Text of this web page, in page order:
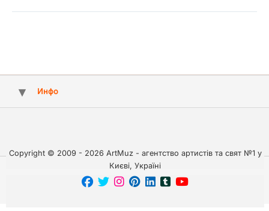
Инфо
Copyright © 2009 - 2026 ArtMuz - агентство артистів та свят №1 у
Києві, Україні